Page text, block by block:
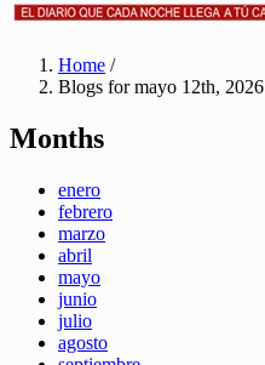
Home /
Blogs for mayo 12th, 2026
Months
enero
febrero
marzo
abril
mayo
junio
julio
agosto